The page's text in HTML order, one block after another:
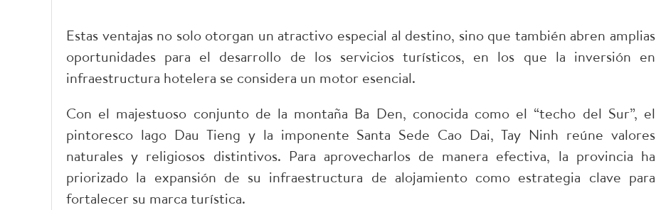
Estas ventajas no solo otorgan un atractivo especial al destino, sino que también abren amplias
oportunidades para el desarrollo de los servicios turísticos, en los que la inversión en
infraestructura hotelera se considera un motor esencial.
Con el majestuoso conjunto de la montaña Ba Den, conocida como el “techo del Sur”, el
pintoresco lago Dau Tieng y la imponente Santa Sede Cao Dai, Tay Ninh reúne valores
naturales y religiosos distintivos. Para aprovecharlos de manera efectiva, la provincia ha
priorizado la expansión de su infraestructura de alojamiento como estrategia clave para
fortalecer su marca turística.